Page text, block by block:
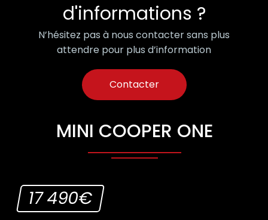
d'informations ?
N’hésitez pas à nous contacter sans plus
attendre pour plus d’information
Contacter
MINI COOPER ONE
17 490€